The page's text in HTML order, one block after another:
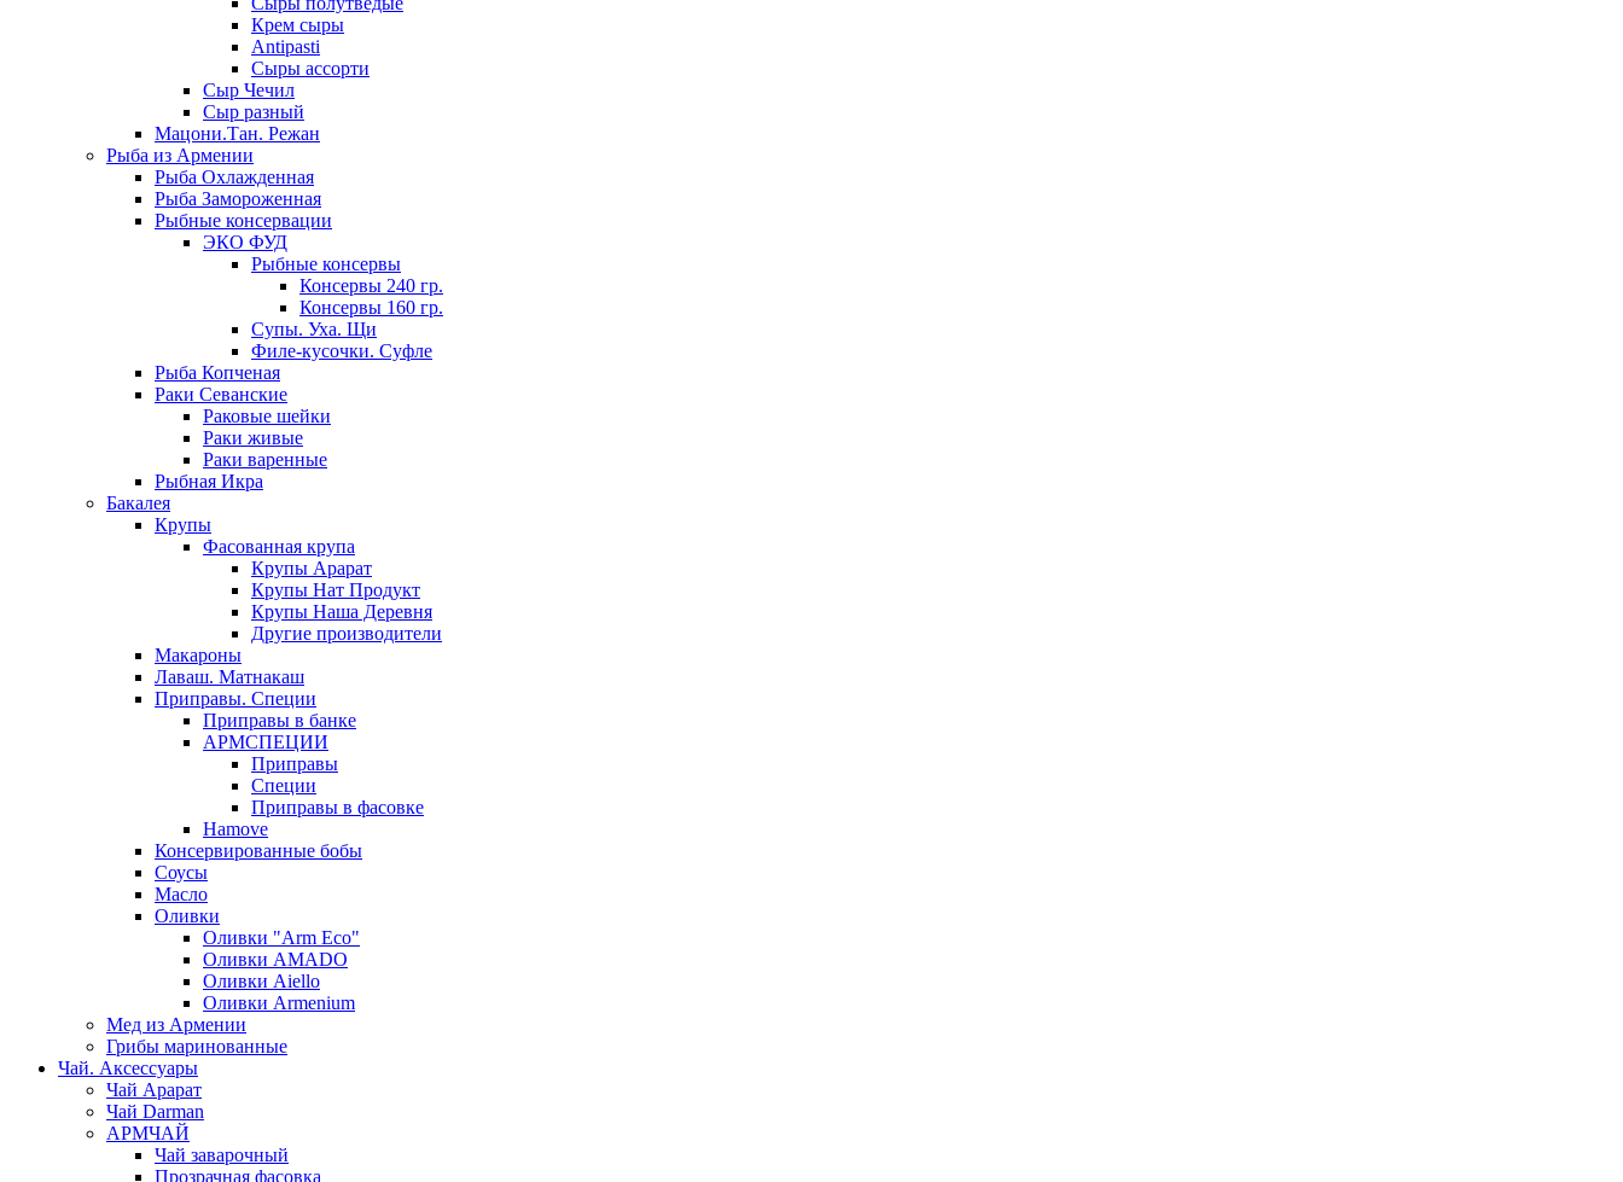
Крем сыры
Antipasti
Сыры ассорти
Сыр Чечил
Сыр разный
Мацони.Тан. Режан
Рыба из Армении
Рыба Охлажденная
Рыба Замороженная
Рыбные консервации
ЭКО ФУД
Рыбные консервы
Консервы 240 гр.
Консервы 160 гр.
Супы. Уха. Щи
Филе-кусочки. Суфле
Рыба Копченая
Раки Севанские
Раковые шейки
Раки живые
Раки варенные
Рыбная Икра
Бакалея
Крупы
Фасованная крупа
Крупы Арарат
Крупы Нат Продукт
Крупы Наша Деревня
Другие производители
Макароны
Лаваш. Матнакаш
Приправы. Специи
Приправы в банке
АРМСПЕЦИИ
Приправы
Специи
Приправы в фасовке
Hamove
Консервированные бобы
Соусы
Масло
Оливки
Оливки "Arm Eco"
Оливки AMADO
Оливки Aiello
Оливки Armenium
Мед из Армении
Грибы маринованные
Чай. Аксессуары
Чай Арарат
Чай Darman
АРМЧАЙ
Чай заварочный
Прозрачная фасовка